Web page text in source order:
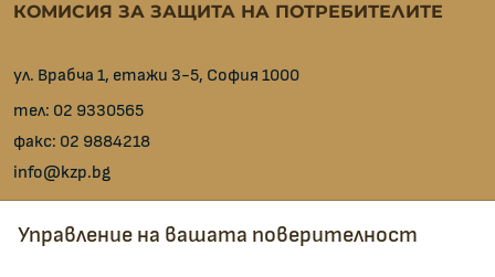
КОМИСИЯ ЗА ЗАЩИТА НА ПОТРЕБИТЕЛИТЕ
ул. Врабча 1, етажи 3-5, София 1000
тел: 02 9330565
факс: 02 9884218
info@kzp.bg
Всички контакти
Управление на вашата поверителност